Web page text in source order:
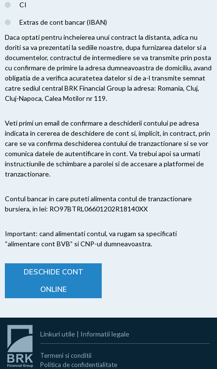
CI
Extras de cont bancar (IBAN)
Daca optati pentru incheierea unui contract la distanta, adica nu
doriti sa va prezentati la sediile noastre, dupa furnizarea datelor si a
documentelor, contractul de intermediere se va transmite prin posta
cu confirmare de primire la adresa dumneavoastra de domiciliu, avand
obligatia de a verifica acuratetea datelor si de a-l transmite semnat
catre sediul central BRK Financial Group la adresa: Romania, Cluj,
Cluj-Napoca, Calea Motilor nr 119.
Veti primi un email de confirmare a deschiderii contului pe adresa
indicata in cererea de deschidere de cont si, implicit, in contract, prin
care se va confirma deschiderea contului de tranzactionare si se vor
comunica datele de autentificare in cont. Va trebui apoi sa urmati
instructiunile de schimbare a parolei si de accesare a platformei de
tranzactionare.
Contul bancar in care puteti alimenta contul de tranzactionare
bursiera, in lei: RO97BTRL06601202R18140XX
Important: cand alimentati contul, va rugam sa specificati
“alimentare cont BVB” si CNP-ul dumneavoastra.
DESCHIDE CONT
ONLINE
Linkuri utile | Informatii legale
Termeni si conditii
Politica de confidentialitate